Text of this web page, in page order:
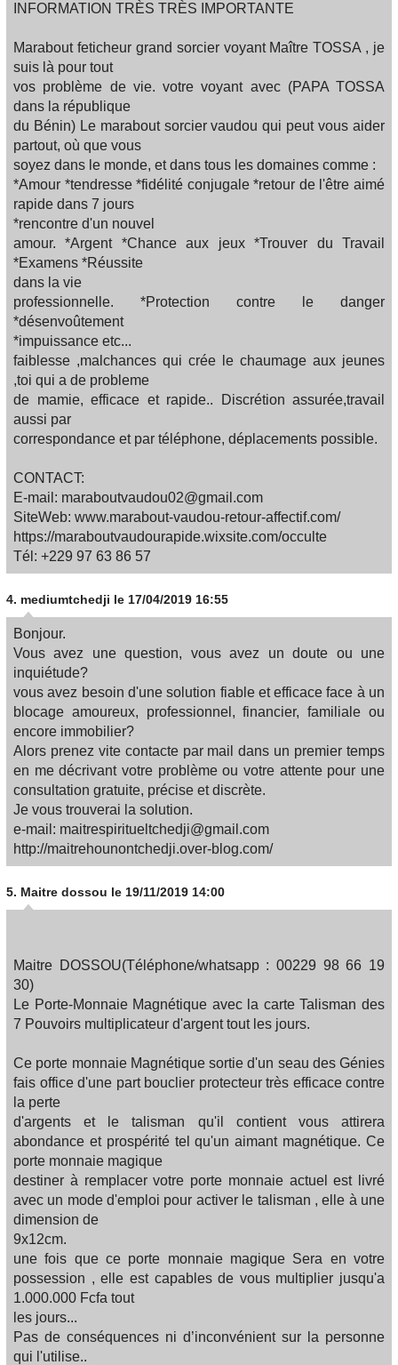
INFORMATION TRÈS TRÈS IMPORTANTE
Marabout feticheur grand sorcier voyant Maître TOSSA , je
suis là pour tout
vos problème de vie. votre voyant avec (PAPA TOSSA
dans la république
du Bénin) Le marabout sorcier vaudou qui peut vous aider
partout, où que vous
soyez dans le monde, et dans tous les domaines comme :
*Amour *tendresse *fidélité conjugale *retour de l'être aimé
rapide dans 7 jours
*rencontre d'un nouvel
amour. *Argent *Chance aux jeux *Trouver du Travail
*Examens *Réussite
dans la vie
professionnelle. *Protection contre le danger
*désenvoûtement
*impuissance etc...
faiblesse ,malchances qui crée le chaumage aux jeunes
,toi qui a de probleme
de mamie, efficace et rapide.. Discrétion assurée,travail
aussi par
correspondance et par téléphone, déplacements possible.
CONTACT:
E-mail: maraboutvaudou02@gmail.com
SiteWeb: www.marabout-vaudou-retour-affectif.com/
https://maraboutvaudourapide.wixsite.com/occulte
Tél: +229 97 63 86 57
4. mediumtchedji le 17/04/2019 16:55
Bonjour.
Vous avez une question, vous avez un doute ou une
inquiétude?
vous avez besoin d'une solution fiable et efficace face à un
blocage amoureux, professionnel, financier, familiale ou
encore immobilier?
Alors prenez vite contacte par mail dans un premier temps
en me décrivant votre problème ou votre attente pour une
consultation gratuite, précise et discrète.
Je vous trouverai la solution.
e-mail: maitrespiritueltchedji@gmail.com
http://maitrehounontchedji.over-blog.com/
5. Maitre dossou le 19/11/2019 14:00
Maitre DOSSOU(Téléphone/whatsapp : 00229 98 66 19
30)
Le Porte-Monnaie Magnétique avec la carte Talisman des
7 Pouvoirs multiplicateur d'argent tout les jours.
Ce porte monnaie Magnétique sortie d'un seau des Génies
fais office d'une part bouclier protecteur très efficace contre
la perte
d'argents et le talisman qu'il contient vous attirera
abondance et prospérité tel qu'un aimant magnétique. Ce
porte monnaie magique
destiner à remplacer votre porte monnaie actuel est livré
avec un mode d'emploi pour activer le talisman , elle à une
dimension de
9x12cm.
une fois que ce porte monnaie magique Sera en votre
possession , elle est capables de vous multiplier jusqu'a
1.000.000 Fcfa tout
les jours...
Pas de conséquences ni d’inconvénient sur la personne
qui l'utilise..